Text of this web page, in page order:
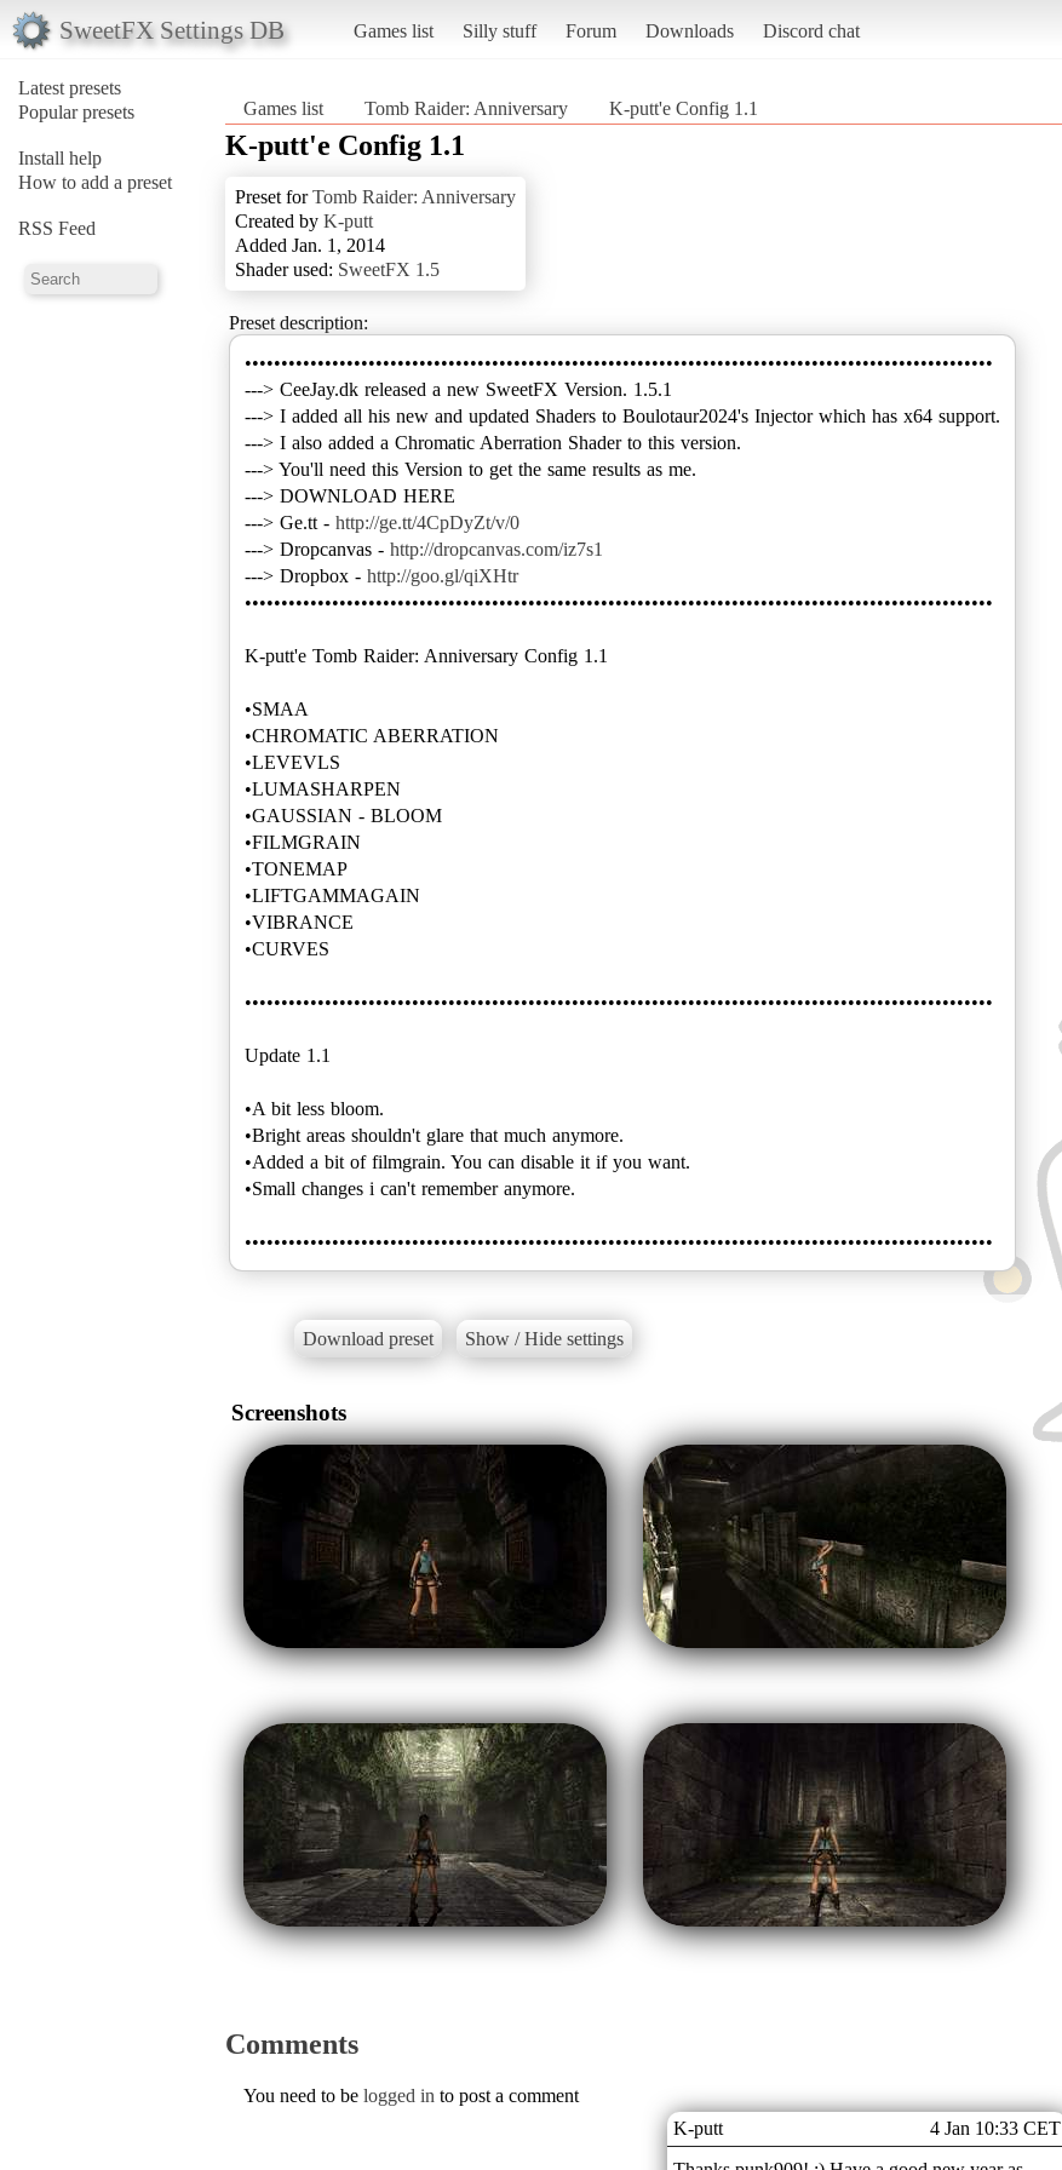
SweetFX Settings DB Games list Silly stuff Forum Downloads Discord chat
Latest presets
Popular presets
Install help
How to add a preset
RSS Feed
Games list Tomb Raider: Anniversary K-putt'e Config 1.1
K-putt'e Config 1.1
Preset forTomb Raider: Anniversary
Created by K-putt
Added Jan. 1, 2014
Shader used: SweetFX 1.5
Preset description:
•••••••••••••••••••••••••••••••••••••••••••••••••••••••••••••••••••••••••••••••••••••••••••••••••••••••
---> CeeJay.dk released a new SweetFX Version. 1.5.1
---> I added all his new and updated Shaders to Boulotaur2024's Injector which has x64 support.
---> I also added a Chromatic Aberration Shader to this version.
---> You'll need this Version to get the same results as me.
---> DOWNLOAD HERE
---> Ge.tt - http://ge.tt/4CpDyZt/v/0
---> Dropcanvas - http://dropcanvas.com/iz7s1
---> Dropbox - http://goo.gl/qiXHtr
•••••••••••••••••••••••••••••••••••••••••••••••••••••••••••••••••••••••••••••••••••••••••••••••••••••••
K-putt'e Tomb Raider: Anniversary Config 1.1
•SMAA
•CHROMATIC ABERRATION
•LEVEVLS
•LUMASHARPEN
•GAUSSIAN - BLOOM
•FILMGRAIN
•TONEMAP
•LIFTGAMMAGAIN
•VIBRANCE
•CURVES
•••••••••••••••••••••••••••••••••••••••••••••••••••••••••••••••••••••••••••••••••••••••••••••••••••••••
Update 1.1
•A bit less bloom.
•Bright areas shouldn't glare that much anymore.
•Added a bit of filmgrain. You can disable it if you want.
•Small changes i can't remember anymore.
•••••••••••••••••••••••••••••••••••••••••••••••••••••••••••••••••••••••••••••••••••••••••••••••••••••••
Download preset Show / Hide settings
Screenshots
Comments
K-putt
4 Jan 10:33 CET
You need to be logged in to post a comment